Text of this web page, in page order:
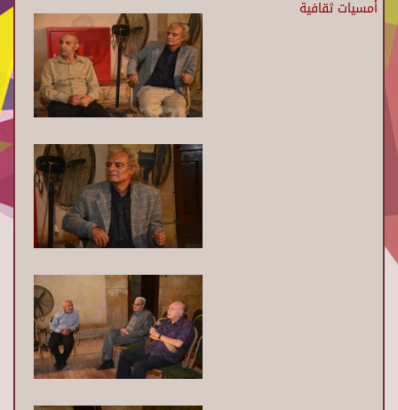
أمسيات ثقافية